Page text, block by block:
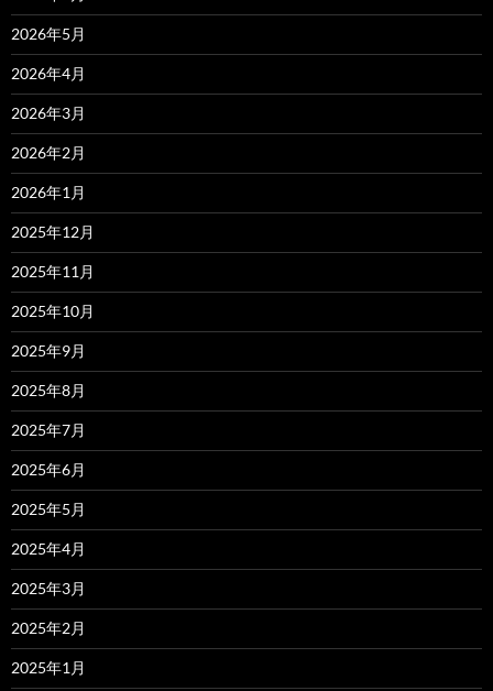
2026年5月
2026年4月
2026年3月
2026年2月
2026年1月
2025年12月
2025年11月
2025年10月
2025年9月
2025年8月
2025年7月
2025年6月
2025年5月
2025年4月
2025年3月
2025年2月
2025年1月